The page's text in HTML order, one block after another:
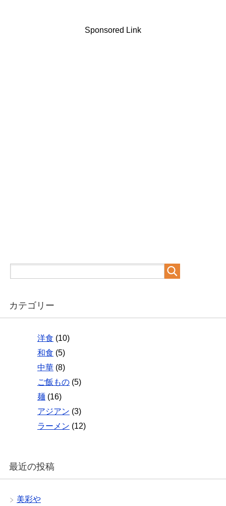
Sponsored Link
カテゴリー
洋食 (10)
和食 (5)
中華 (8)
ご飯もの (5)
麺 (16)
アジアン (3)
ラーメン (12)
最近の投稿
美彩や